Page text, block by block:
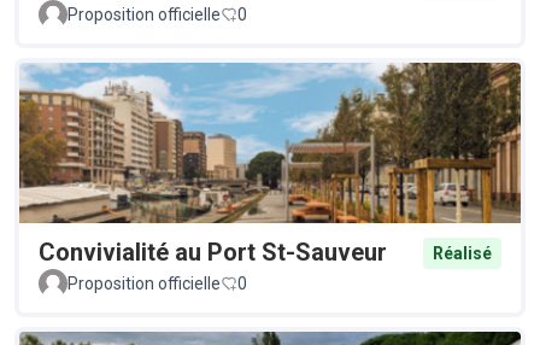
Proposition officielle
0
Convivialité au Port St-Sauveur
Réalisé
Proposition officielle
0